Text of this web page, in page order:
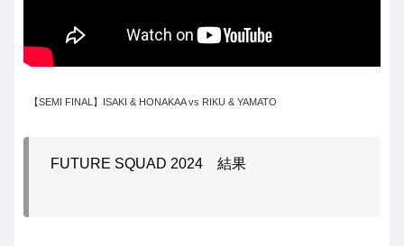
【SEMI FINAL】ISAKI & HONAKAA vs RIKU & YAMATO
FUTURE SQUAD 2024 結果